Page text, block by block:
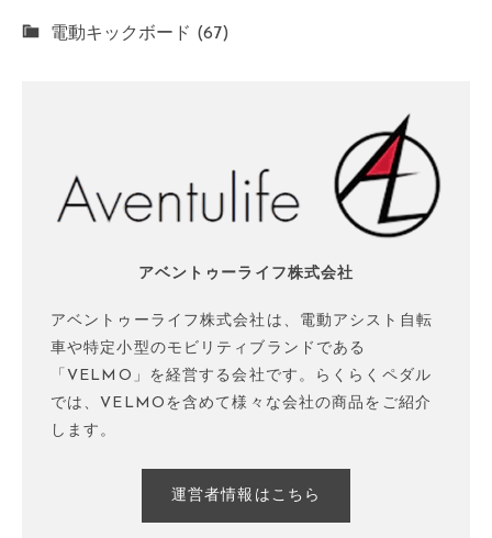
電動キックボード (67)
アベントゥーライフ株式会社
アベントゥーライフ株式会社は、電動アシスト自転
車や特定小型のモビリティブランドである
「VELMO」を経営する会社です。らくらくペダル
では、VELMOを含めて様々な会社の商品をご紹介
します。
運営者情報はこちら